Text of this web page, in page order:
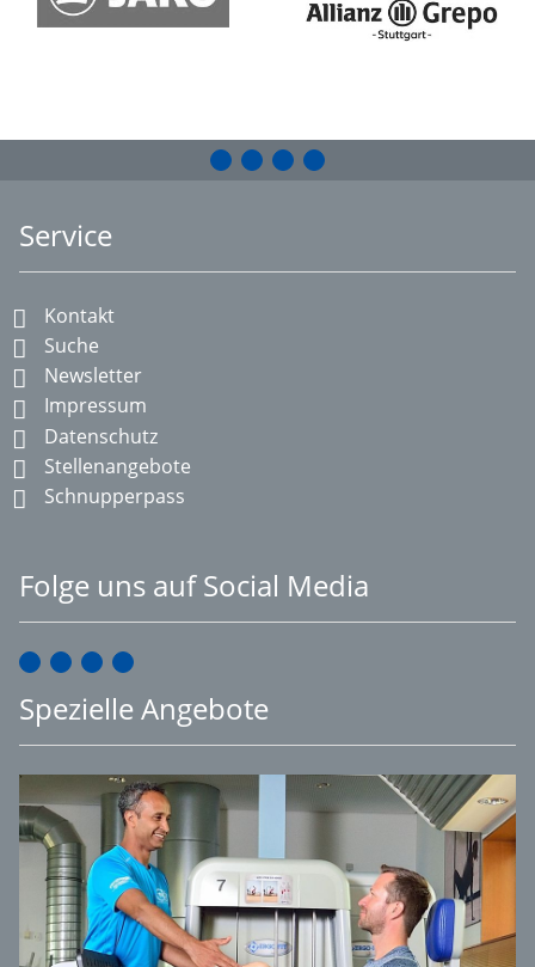
Service
Kontakt
Suche
Newsletter
Impressum
Datenschutz
Stellenangebote
Schnupperpass
Folge uns auf Social Media
Spezielle Angebote